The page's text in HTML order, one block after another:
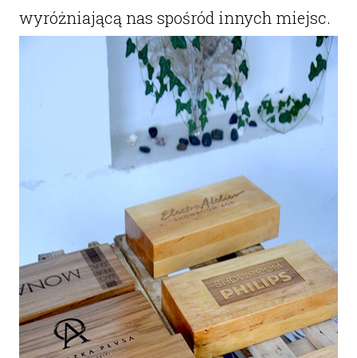
wyróżniającą nas spośród innych miejsc.